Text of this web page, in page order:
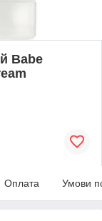
Babe
Оплата Умови